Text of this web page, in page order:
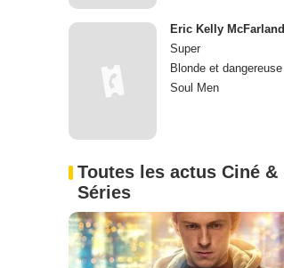
Eric Kelly McFarland
Super
Blonde et dangereuse
Soul Men
Toutes les actus Ciné &
Séries